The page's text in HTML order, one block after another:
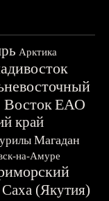
Арктика
ЕАО
край
Магадан
на-Амуре
(Якутия)